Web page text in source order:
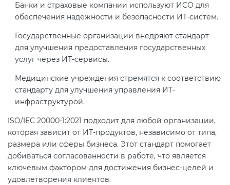
Банки и страховые компании используют ИСО для
обеспечения надежности и безопасности ИТ-систем.
Государственные организации внедряют стандарт
для улучшения предоставления государственных
услуг через ИТ-сервисы.
Медицинские учреждения стремятся к соответствию
стандарту для улучшения управления ИТ-
инфраструктурой.
ISO/IEC 20000-1:2021 подходит для любой организации,
которая зависит от ИТ-продуктов, независимо от типа,
размера или сферы бизнеса. Этот стандарт помогает
добиваться согласованности в работе, что является
ключевым фактором для достижения бизнес-целей и
удовлетворения клиентов.
электромагнитной
совместимости (ТР ТС 020)
Сертификация детских товаров
(ТР ТС 007)
Сертификация товаров легкой
промышленности (ТР ТС 017)
Сертификация промышленного
оборудования (ТР ТС 010)
Сертификация средств